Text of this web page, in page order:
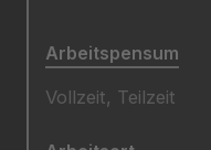
Arbeitspensum
Vollzeit, Teilzeit